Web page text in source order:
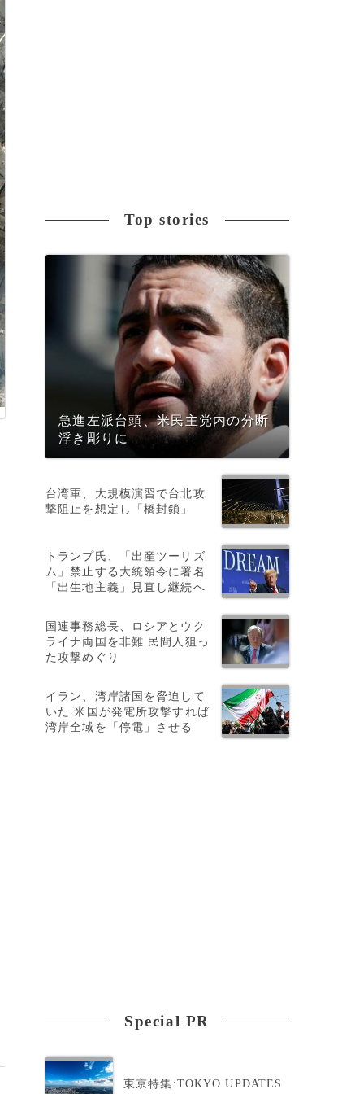
Top stories
急進左派台頭、米民主党内の分断
浮き彫りに
台湾軍、大規模演習で台北攻
撃阻止を想定し「橋封鎖」
トランプ氏、「出産ツーリズ
ム」禁止する大統領令に署名
「出生地主義」見直し継続へ
国連事務総長、ロシアとウク
ライナ両国を非難 民間人狙っ
た攻撃めぐり
イラン、湾岸諸国を脅迫して
いた 米国が発電所攻撃すれば
湾岸全域を「停電」させる
Special PR
東京特集:TOKYO UPDATES